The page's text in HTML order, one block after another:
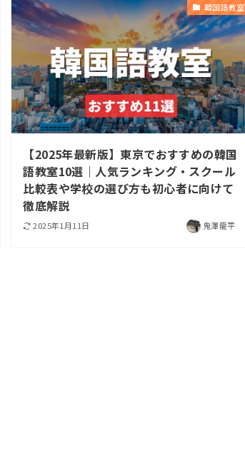
韓国語教室
【2025年最新版】東京でおすすめの韓国
語教室10選｜人気ランキング・スクール
比較表や学校の選び方も初心者に向けて
徹底解説
2025年1月11日 鬼澤龍平